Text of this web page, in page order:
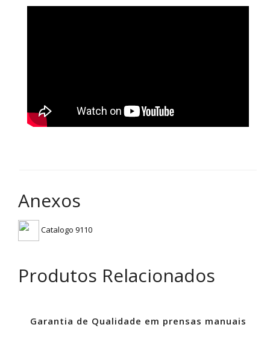
Anexos
Catalogo 9110
Produtos Relacionados
Garantia de Qualidade em prensas manuais